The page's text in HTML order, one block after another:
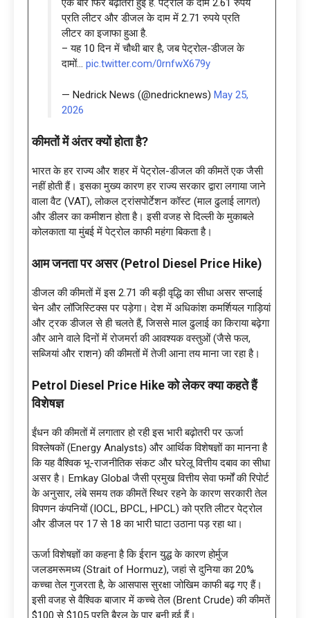
एक बार फिर बढ़ोतरी हुई है. पेट्रोल के दाम 2.61 रुपये
प्रति लीटर और डीजल के दाम में 2.71 रुपये प्रति
लीटर का इजाफा हुआ है.
– यह 10 दिन में चौथी बार है, जब पेट्रोल-डीजल के
दामों… pic.twitter.com/0rnfwX679y
— Nedrick News (@nedricknews) May 25,
2026
कीमतों में अंतर क्यों होता है?
भारत के हर राज्य और शहर में पेट्रोल-डीजल की कीमतें एक जैसी
नहीं होती हैं। इसका मुख्य कारण हर राज्य सरकार द्वारा लगाया जाने
वाला वैट (VAT), लोकल ट्रांसपोर्टेशन कॉस्ट (माल ढुलाई लागत)
और डीलर का कमीशन होता है। इसी वजह से दिल्ली के मुकाबले
कोलकाता या मुंबई में पेट्रोल काफी महंगा बिकता है।
आम जनता पर असर (Petrol Diesel Price Hike)
डीजल की कीमतों में इस 2.71 की बड़ी वृद्धि का सीधा असर सप्लाई
चेन और लॉजिस्टिक्स पर पड़ेगा। देश में अधिकांश कमर्शियल गाड़ियां
और ट्रक डीजल से ही चलते हैं, जिससे माल ढुलाई का किराया बढ़ेगा
और आने वाले दिनों में रोजमर्रा की आवश्यक वस्तुओं (जैसे फल,
सब्जियां और राशन) की कीमतों में तेजी आना तय माना जा रहा है।
Petrol Diesel Price Hike को लेकर क्या कहते हैं
विशेषज्ञ
ईंधन की कीमतों में लगातार हो रही इस भारी बढ़ोतरी पर ऊर्जा
विश्लेषकों (Energy Analysts) और आर्थिक विशेषज्ञों का मानना है
कि यह वैश्विक भू-राजनीतिक संकट और घरेलू वित्तीय दबाव का सीधा
असर है। Emkay Global जैसी प्रमुख वित्तीय सेवा फर्मों की रिपोर्ट
के अनुसार, लंबे समय तक कीमतें स्थिर रहने के कारण सरकारी तेल
विपणन कंपनियों (IOCL, BPCL, HPCL) को प्रति लीटर पेट्रोल
और डीजल पर ₹17 से ₹18 का भारी घाटा उठाना पड़ रहा था।
ऊर्जा विशेषज्ञों का कहना है कि ईरान युद्ध के कारण होर्मुज
जलडमरूमध्य (Strait of Hormuz), जहां से दुनिया का 20%
कच्चा तेल गुजरता है, के आसपास सुरक्षा जोखिम काफी बढ़ गए हैं।
इसी वजह से वैश्विक बाजार में कच्चे तेल (Brent Crude) की कीमतें
$100 से $105 प्रति बैरल के पार बनी हुई हैं।